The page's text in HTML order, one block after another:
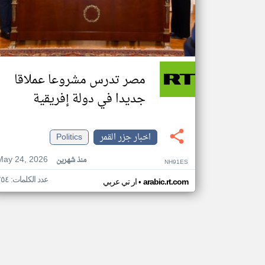
مصر تدرس مشروعا عملاقا
جديدا في دولة إفريقية
اخبار جزر القمر
Politics
24, 2026
منذ شهرين NH91ES
ار تي عربي• arabic.rt.com عدد الكلمات: ٢٥٤